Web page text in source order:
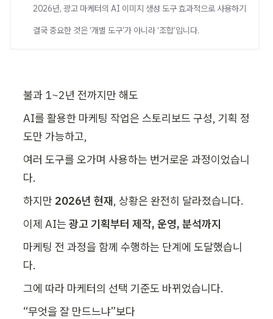
2026년, 광고 마케터의 AI 이미지 생성 도구 효과적으로 사용하기
결국 중요한 것은 ‘개별 도구’가 아니라 ‘조합’입니다.
불과 1~2년 전까지만 해도
AI를 활용한 마케팅 작업은 스토리보드 구성, 기획 정
도만 가능하고,
여러 도구를 오가며 사용하는 번거로운 과정이었습니
다.
하지만 2026년 현재, 상황은 완전히 달라졌습니다.
이제 AI는 광고 기획부터 제작, 운영, 분석까지
마케팅 전 과정을 함께 수행하는 단계에 도달했습니
다.
그에 따라 마케터의 선택 기준도 바뀌었습니다.
“무엇을 잘 만드느냐”보다